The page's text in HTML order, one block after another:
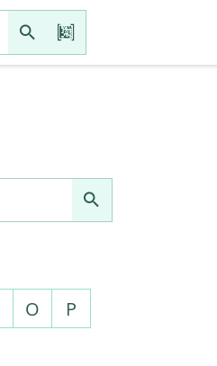
O
P